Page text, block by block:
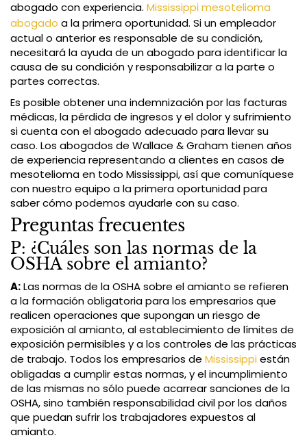
abogado con experiencia. Mississippi mesotelioma
abogado a la primera oportunidad. Si un empleador
actual o anterior es responsable de su condición,
necesitará la ayuda de un abogado para identificar la
causa de su condición y responsabilizar a la parte o
partes correctas.
Es posible obtener una indemnización por las facturas
médicas, la pérdida de ingresos y el dolor y sufrimiento
si cuenta con el abogado adecuado para llevar su
caso. Los abogados de Wallace & Graham tienen años
de experiencia representando a clientes en casos de
mesotelioma en todo Mississippi, así que comuníquese
con nuestro equipo a la primera oportunidad para
saber cómo podemos ayudarle con su caso.
Preguntas frecuentes
P: ¿Cuáles son las normas de la
OSHA sobre el amianto?
A:Las normas de la OSHA sobre el amianto se refieren
a la formación obligatoria para los empresarios que
realicen operaciones que supongan un riesgo de
exposición al amianto, al establecimiento de límites de
exposición permisibles y a los controles de las prácticas
de trabajo. Todos los empresarios de Mississippiestán
obligadas a cumplir estas normas, y el incumplimiento
de las mismas no sólo puede acarrear sanciones de la
OSHA, sino también responsabilidad civil por los daños
que puedan sufrir los trabajadores expuestos al
amianto.